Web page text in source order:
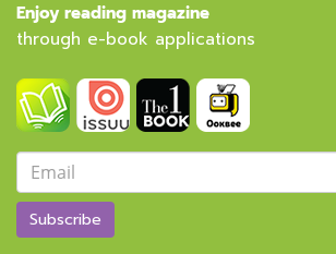
Enjoy reading magazine
through e-book applications
Subscribe